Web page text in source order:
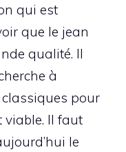
qui est
que le jean
qualité. Il
à
pour
viable. Il faut
le